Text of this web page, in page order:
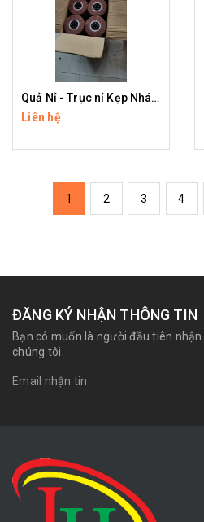
Quả Nỉ - Trục nỉ Kẹp Nhám
Liên hệ
1 2 3 4
ĐĂNG KÝ NHẬN THÔNG TIN
Bạn có muốn là người đầu tiên
chúng tôi